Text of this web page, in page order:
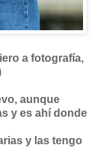
a fotografía,
aunque
y es ahí donde
y las tengo